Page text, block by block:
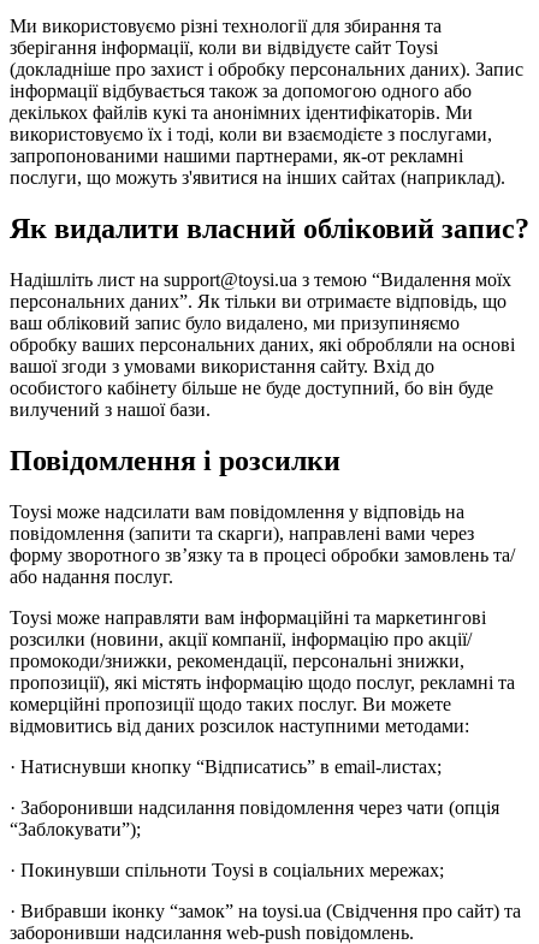
Ми використовуємо різні технології для збирання та
зберігання інформації, коли ви відвідуєте сайт Toysi
(докладніше про захист і обробку персональних даних). Запис
інформації відбувається також за допомогою одного або
декількох файлів кукі та анонімних ідентифікаторів. Ми
використовуємо їх і тоді, коли ви взаємодієте з послугами,
запропонованими нашими партнерами, як-от рекламні
послуги, що можуть з'явитися на інших сайтах (наприклад).
Як видалити власний обліковий запис?
Надішліть лист на support@toysi.ua з темою “Видалення моїх
персональних даних”. Як тільки ви отримаєте відповідь, що
ваш обліковий запис було видалено, ми призупиняємо
обробку ваших персональних даних, які обробляли на основі
вашої згоди з умовами використання сайту. Вхід до
особистого кабінету більше не буде доступний, бо він буде
вилучений з нашої бази.
Повідомлення і розсилки
Toysi може надсилати вам повідомлення у відповідь на
повідомлення (запити та скарги), направлені вами через
форму зворотного зв’язку та в процесі обробки замовлень та/
або надання послуг.
Toysi може направляти вам інформаційні та маркетингові
розсилки (новини, акції компанії, інформацію про акції/
промокоди/знижки, рекомендації, персональні знижки,
пропозиції), які містять інформацію щодо послуг, рекламні та
комерційні пропозиції щодо таких послуг. Ви можете
відмовитись від даних розсилок наступними методами:
· Натиснувши кнопку “Відписатись” в email-листах;
· Заборонивши надсилання повідомлення через чати (опція
“Заблокувати”);
· Покинувши спільноти Toysi в соціальних мережах;
· Вибравши іконку “замок” на toysi.ua (Свідчення про сайт) та
заборонивши надсилання web-push повідомлень.